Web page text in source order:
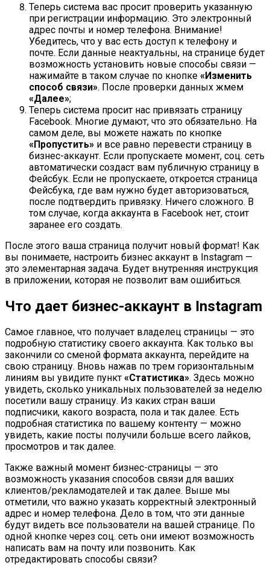
Теперь система вас просит проверить указанную
при регистрации информацию. Это электронный
адрес почты и номер телефона. Внимание!
Убедитесь, что у вас есть доступ к телефону и
почте. Если данные неактуальны, на странице будет
возможность установить новые способы связи —
нажимайте в таком случае по кнопке «Изменить
способ связи». После проверки данных жмем
«Далее»;
Теперь система просит нас привязать страницу
Facebook. Многие думают, что это обязательно. На
самом деле, вы можете нажать по кнопке
«Пропустить» и все равно перевести страницу в
бизнес-аккаунт. Если пропускаете момент, соц. сеть
автоматически создаст вам публичную страницу в
Фейсбук. Если не пропускаете, откроется страница
Фейсбука, где вам нужно будет авторизоваться,
после подтвердить привязку. Ничего сложного. В
том случае, когда аккаунта в Facebook нет, стоит
заранее его создать.
После этого ваша страница получит новый формат! Как
вы понимаете, настроить бизнес аккаунт в Instagram —
это элементарная задача. Будет внутренняя инструкция
в приложении, которая не позволит вам ошибиться.
Что дает бизнес-аккаунт в Instagram
Самое главное, что получает владелец страницы — это
подробную статистику своего аккаунта. Как только вы
закончили со сменой формата аккаунта, перейдите на
свою страницу. Вновь нажав по трем горизонтальным
линиям вы увидите пункт «Статистика». Здесь можно
увидеть, сколько уникальных пользователей за неделю
посетили вашу страницу. Из каких стран ваши
подписчики, какого возраста, пола и так далее. Есть
подробная статистика по вашему контенту — можно
увидеть, какие посты получили больше всего лайков,
просмотров и так далее.
Также важный момент бизнес-страницы — это
возможность указания способов связи для ваших
клиентов/рекламодателей и так далее. Выше мы
отметили, что важно указать корректный электронный
адрес и номер телефона. Дело в том, что эти данные
будут видеть все пользователи на вашей странице. По
одной кнопке через соц. сеть они имеют возможность
написать вам на почту или позвонить. Как
отредактировать способы связи?